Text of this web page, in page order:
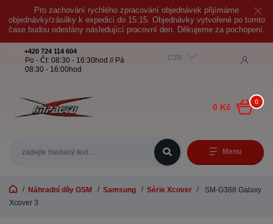
Pro zachování rychlého zpracování objednávek přijímáme
objednávky/zásilky k expedici do 15:15. Objednávky vytvořené po tomto
čase budou odeslány následující pracovní den. Děkujeme za pochopení.
Menu
CZK
+420 724 114 604
Po - Čt: 08:30 - 16:30hod // Pá
08:30 - 16:00hod
0
0 Kč
Náhradní díly GSM Samsung Série Xcover
SM-G388 Galaxy
Xcover 3